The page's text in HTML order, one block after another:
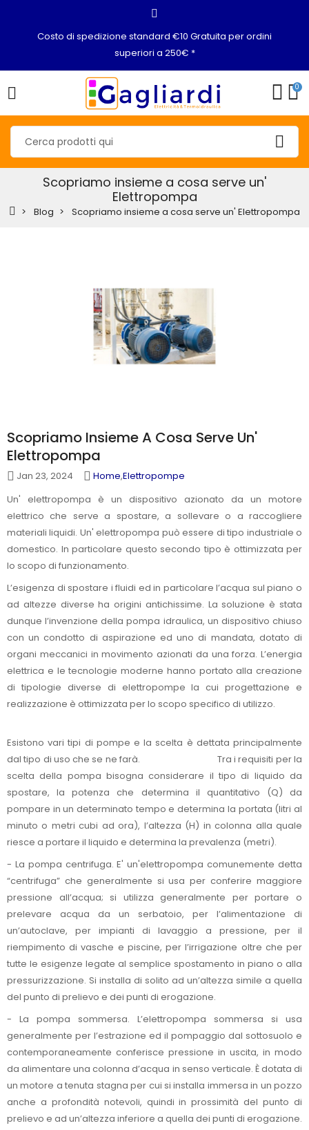
Costo di spedizione standard €10 Gratuita per ordini
superiori a 250€ *
0
Scopriamo insieme a cosa serve un'
Elettropompa
Blog Scopriamo insieme a cosa serve un' Elettropompa
Scopriamo Insieme A Cosa Serve Un'
Elettropompa
Jan 23, 2024 Home,Elettropompe
Un' elettropompa è un dispositivo azionato da un motore
elettrico che serve a spostare, a sollevare o a raccogliere
materiali liquidi. Un' elettropompa può essere di tipo industriale o
domestico. In particolare questo secondo tipo è ottimizzata per
lo scopo di funzionamento.
L’esigenza di spostare i fluidi ed in particolare l’acqua sul piano o
ad altezze diverse ha origini antichissime. La soluzione è stata
dunque l’invenzione della pompa idraulica, un dispositivo chiuso
con un condotto di aspirazione ed uno di mandata, dotato di
organi meccanici in movimento azionati da una forza. L’energia
elettrica e le tecnologie moderne hanno portato alla creazione
di tipologie diverse di elettropompe la cui progettazione e
realizzazione è ottimizzata per lo scopo specifico di utilizzo.
Esistono vari tipi di pompe e la scelta è dettata principalmente
dal tipo di uso che se ne farà. Tra i requisiti per la
scelta della pompa bisogna considerare il tipo di liquido da
spostare, la potenza che determina il quantitativo (Q) da
pompare in un determinato tempo e determina la portata (litri al
minuto o metri cubi ad ora), l’altezza (H) in colonna alla quale
riesce a portare il liquido e determina la prevalenza (metri).
- La pompa centrifuga. E' un'elettropompa comunemente detta
“centrifuga” che generalmente si usa per conferire maggiore
pressione all’acqua; si utilizza generalmente per portare o
prelevare acqua da un serbatoio, per l’alimentazione di
un’autoclave, per impianti di lavaggio a pressione, per il
riempimento di vasche e piscine, per l’irrigazione oltre che per
tutte le esigenze legate al semplice spostamento in piano o alla
pressurizzazione. Si installa di solito ad un’altezza simile a quella
del punto di prelievo e dei punti di erogazione.
- La pompa sommersa. L’elettropompa sommersa si usa
generalmente per l’estrazione ed il pompaggio dal sottosuolo e
contemporaneamente conferisce pressione in uscita, in modo
da alimentare una colonna d’acqua in senso verticale. È dotata di
un motore a tenuta stagna per cui si installa immersa in un pozzo
anche a profondità notevoli, quindi in prossimità del punto di
prelievo e ad un’altezza inferiore a quella dei punti di erogazione.